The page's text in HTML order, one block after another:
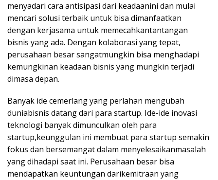
menyadari cara antisipasi dari keadaanini dan mulai
mencari solusi terbaik untuk bisa dimanfaatkan
dengan kerjasama untuk memecahkantantangan
bisnis yang ada. Dengan kolaborasi yang tepat,
perusahaan besar sangatmungkin bisa menghadapi
kemungkinan keadaan bisnis yang mungkin terjadi
dimasa depan.
Banyak ide cemerlang yang perlahan mengubah
duniabisnis datang dari para startup. Ide-ide inovasi
teknologi banyak dimunculkan oleh para
startup,keunggulan ini membuat para startup semakin
fokus dan bersemangat dalam menyelesaikanmasalah
yang dihadapi saat ini. Perusahaan besar bisa
mendapatkan keuntungan darikemitraan yang